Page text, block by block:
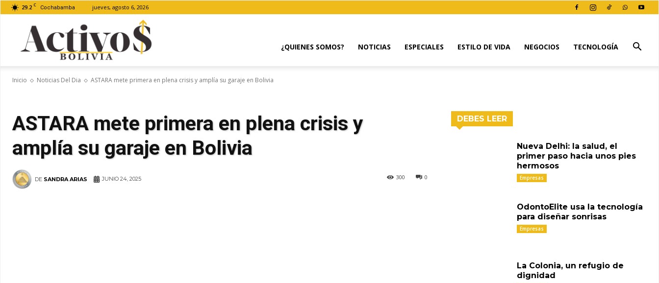
29.2 C Cochabamba jueves, agosto 6, 2026
¿QUIENES SOMOS? NOTICIAS ESPECIALES ESTILO DE VIDA NEGOCIOS TECNOLOGÍA
Inicio Noticias Del Dia ASTARA mete primera en plena crisis y amplía su garaje en Bolivia
ASTARA mete primera en plena crisis y
amplía su garaje en Bolivia
DE SANDRA ARIAS 0
300
JUNIO 24, 2025
DEBES LEER
Nueva Delhi: la salud, el
primer paso hacia unos pies
hermosos
Empresas
OdontoElite usa la tecnología
para diseñar sonrisas
Empresas
La Colonia, un refugio de
dignidad